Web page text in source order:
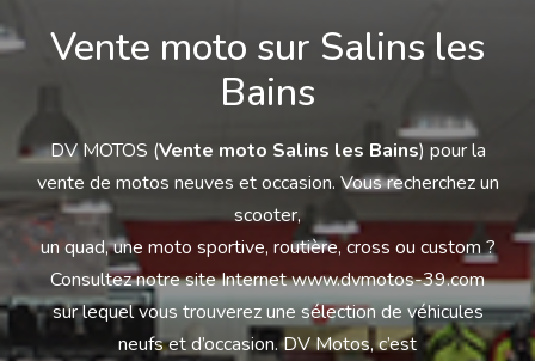
Vente moto sur Salins les
Bains
DV MOTOS (Vente moto Salins les Bains) pour la
vente de motos neuves et occasion. Vous recherchez un
scooter,
un quad, une moto sportive, routière, cross ou custom ?
Consultez notre site Internet www.dvmotos-39.com
sur lequel vous trouverez une sélection de véhicules
neufs et d’occasion. DV Motos, c’est